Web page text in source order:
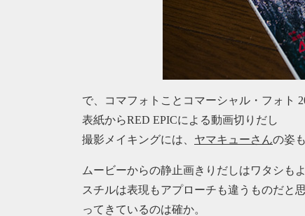
で、コマフォトことコマーシャル・フォト
表紙からRED EPICによる動画切りだし
撮影メイキングには、 ヤマキューさんの姿
ムービーからの静止画きりだしはワタシも
スチルは表現もアプローチも違うものだと
ってきているのは確か。